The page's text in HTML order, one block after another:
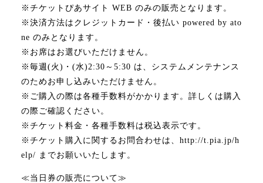
※チケットぴあサイト WEB のみの販売となります。
※決済方法はクレジットカード・後払い powered by ato
ne のみとなります。
※お席はお選びいただけません。
※毎週(火)・(水)2:30～5:30 は、システムメンテナンス
のためお申し込みいただけません。
※ご購入の際は各種手数料がかかります。詳しくは購入
の際ご確認ください。
※チケット料金・各種手数料は税込表示です。
※チケット購入に関するお問合わせは、http://t.pia.jp/h
elp/ までお願いいたします。
≪当日券の販売について≫